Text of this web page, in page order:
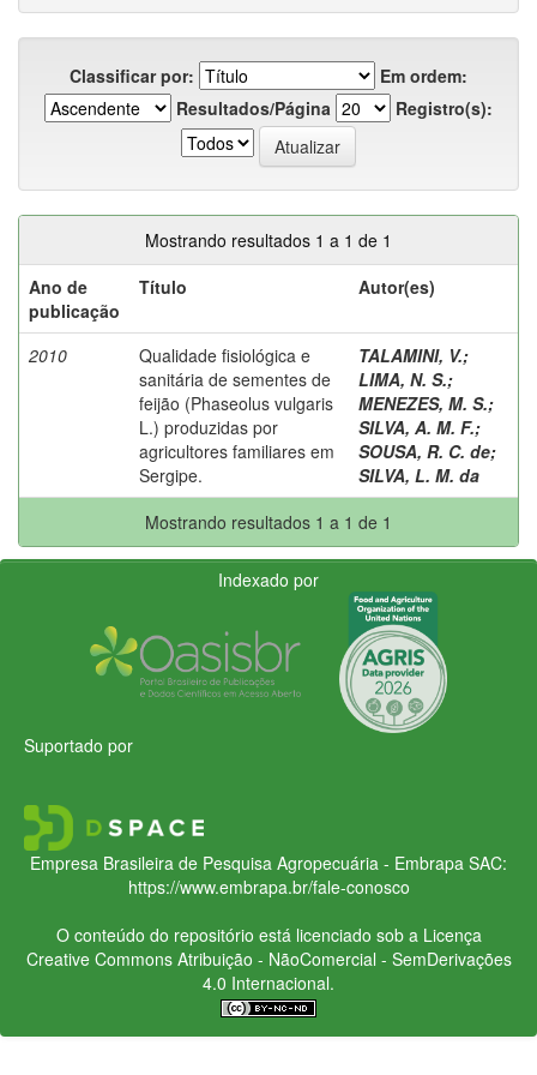
Classificar por:
Em ordem:
Resultados/Página
Registro(s):
Mostrando resultados 1 a 1 de 1
Ano de
publicação
Título Autor(es)
2010
Qualidade fisiológica e
sanitária de sementes de
feijão (Phaseolus vulgaris
L.) produzidas por
agricultores familiares em
Sergipe.
TALAMINI, V.;
LIMA, N. S.;
MENEZES, M. S.;
SILVA, A. M. F.;
SOUSA, R. C. de;
SILVA, L. M. da
Mostrando resultados 1 a 1 de 1
Indexado por
Suportado por
Empresa Brasileira de Pesquisa Agropecuária - Embrapa SAC:
https://www.embrapa.br/fale-conosco
O conteúdo do repositório está licenciado sob a Licença
Creative CommonsAtribuição - NãoComercial - SemDerivações
4.0 Internacional.